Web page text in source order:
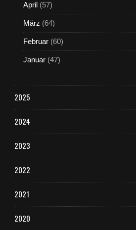
April (57)
März (64)
Februar (60)
Januar (47)
2025
2024
2023
2022
2021
2020